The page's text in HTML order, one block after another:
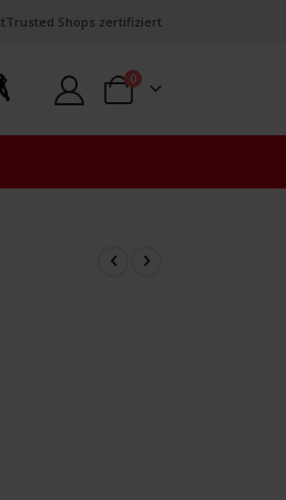
Trusted Shops zertifiziert
Warenkorb
0Artikel